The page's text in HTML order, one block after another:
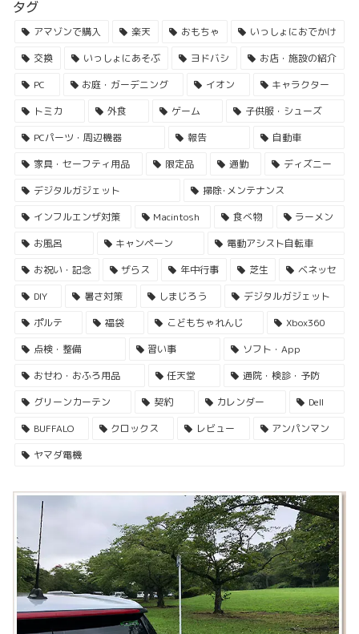
タグ
アマゾンで購入 楽天 おもちゃ
いっしょにおでかけ
交換
いっしょにあそぶ ヨドバシ
お店・施設の紹介
PC
お庭・ガーデニング イオン
キャラクター
トミカ
外食 ゲーム
子供服・シューズ
PCパーツ・周辺機器
報告
自動車
家具・セーフティ用品
限定品 通勤
ディズニー
デジタルガジェット
掃除･メンテナンス
インフルエンザ対策
Macintosh 食べ物
ラーメン
お風呂
キャンペーン
電動アシスト自転車
お祝い・記念
ザらス 年中行事 芝生
ベネッセ
DIY
暑さ対策 しまじろう
デジタルガジェット
ポルテ
福袋 こどもちゃれんじ
Xbox360
点検・整備
習い事
ソフト・App
おせわ・おふろ用品
任天堂
通院・検診・予防
グリーンカーテン
契約 カレンダー
Dell
BUFFALO
クロックス レビュー
アンパンマン
ヤマダ電機